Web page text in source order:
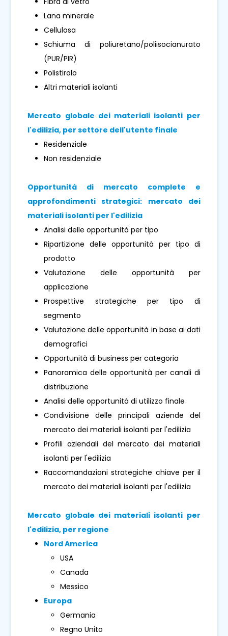
Lana minerale
Cellulosa
Schiuma di poliuretano/poliisocianurato
(PUR/PIR)
Polistirolo
Altri materiali isolanti
Mercato globale dei materiali isolanti per
l'edilizia, per settore dell'utente finale
Residenziale
Non residenziale
Opportunità di mercato complete e
approfondimenti strategici: mercato dei
materiali isolanti per l'edilizia
Analisi delle opportunità per tipo
Ripartizione delle opportunità per tipo di
prodotto
Valutazione delle opportunità per
applicazione
Prospettive strategiche per tipo di
segmento
Valutazione delle opportunità in base ai dati
demografici
Opportunità di business per categoria
Panoramica delle opportunità per canali di
distribuzione
Analisi delle opportunità di utilizzo finale
Condivisione delle principali aziende del
mercato dei materiali isolanti per l'edilizia
Profili aziendali del mercato dei materiali
isolanti per l'edilizia
Raccomandazioni strategiche chiave per il
mercato dei materiali isolanti per l'edilizia
Mercato globale dei materiali isolanti per
l'edilizia, per regione
Nord America
USA
Canada
Messico
Europa
Germania
Regno Unito